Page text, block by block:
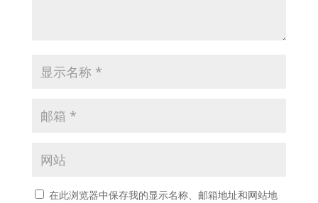
在此浏览器中保存我的显示名称、邮箱地址和网站地